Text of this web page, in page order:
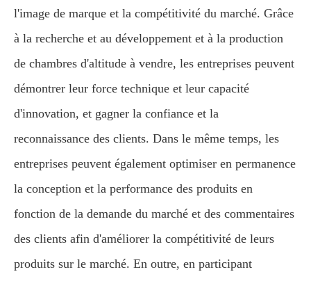
l'image de marque et la compétitivité du marché. Grâce
à la recherche et au développement et à la production
de chambres d'altitude à vendre, les entreprises peuvent
démontrer leur force technique et leur capacité
d'innovation, et gagner la confiance et la
reconnaissance des clients. Dans le même temps, les
entreprises peuvent également optimiser en permanence
la conception et la performance des produits en
fonction de la demande du marché et des commentaires
des clients afin d'améliorer la compétitivité de leurs
produits sur le marché. En outre, en participant